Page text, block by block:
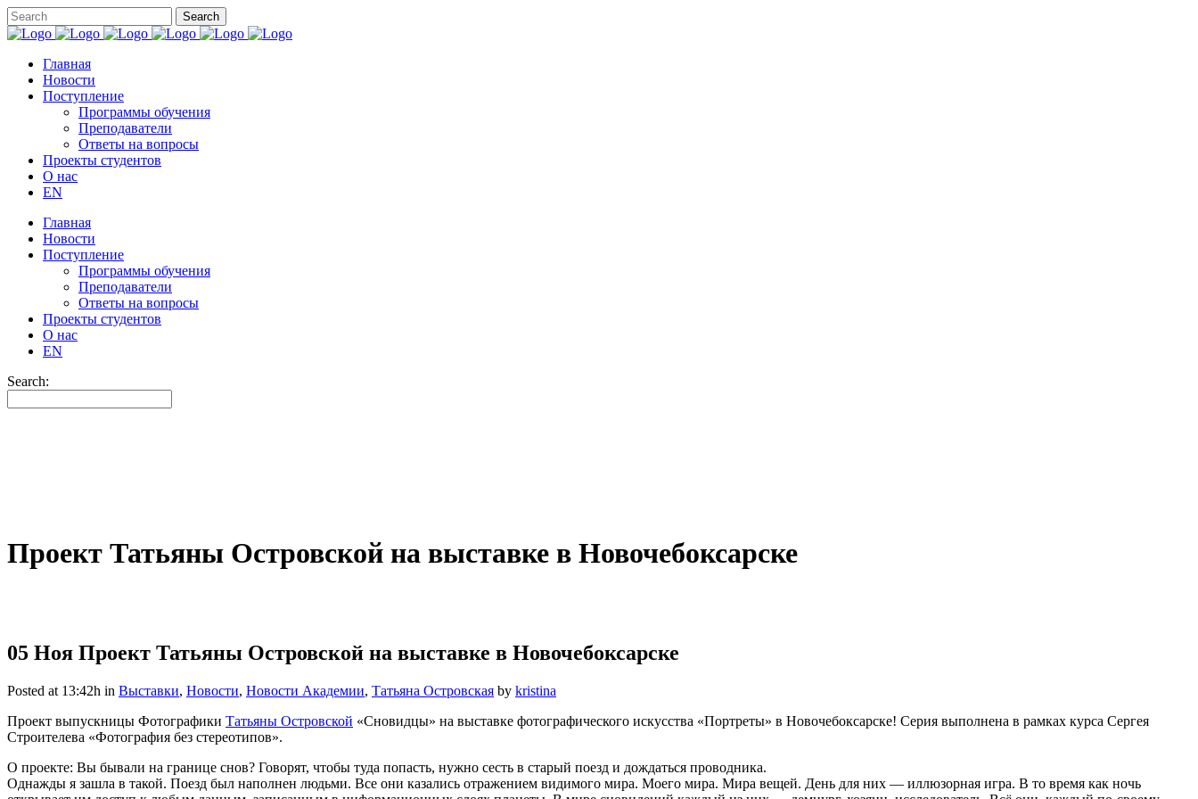
Главная
Новости
Поступление
Программы обучения
Преподаватели
Ответы на вопросы
Проекты студентов
О нас
EN
Главная
Новости
Поступление
Программы обучения
Преподаватели
Ответы на вопросы
Проекты студентов
О нас
EN
Search:
Проект Татьяны Островской на выставке в Новочебоксарске
05 Ноя Проект Татьяны Островской на выставке в Новочебоксарске
Posted at 13:42h in Выставки, Новости, Новости Академии, Татьяна Островская by kristina
Проект выпускницы Фотографики Татьяны Островской «Сновидцы» на выставке фотографического искусства «Портреты» в Новочебоксарске! Серия выполнена в рамках курса Сергея
Строителева «Фотография без стереотипов».
О проекте: Вы бывали на границе снов? Говорят, чтобы туда попасть, нужно сесть в старый поезд и дождаться проводника.
Однажды я зашла в такой. Поезд был наполнен людьми. Все они казались отражением видимого мира. Моего мира. Мира вещей. День для них — иллюзорная игра. В то время как ночь